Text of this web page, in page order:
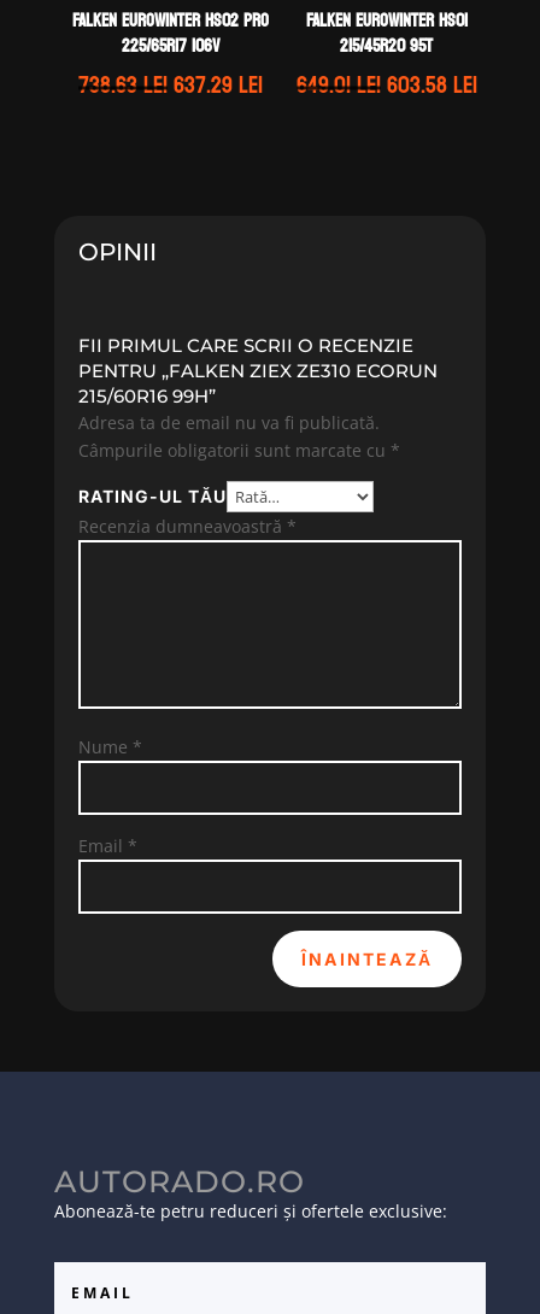
Falken EUROWINTER HS02 PRO
225/65R17 106V
738.63leiPrețul
637.29leiPrețul
Falken EUROWINTER HS01
215/45R20 95T
649.01leiPrețul
603.58leiPrețul
OPINII
FII PRIMUL CARE SCRII O RECENZIE
PENTRU „FALKEN ZIEX ZE310 ECORUN
215/60R16 99H”
Adresa ta de email nu va fi publicată.
Câmpurile obligatorii sunt marcate cu *
RATING-UL TĂU
Recenzia dumneavoastră *
Nume *
Email *
ÎNAINTEAZĂ
AUTORADO.RO
Abonează-te petru reduceri și ofertele exclusive: